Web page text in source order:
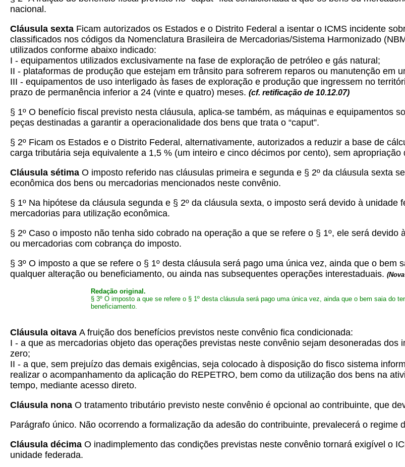
nacional.
Cláusula sexta Ficam autorizados os Estados e o Distrito Federal a isentar o ICMS incidente
classificados nos códigos da Nomenclatura Brasileira de Mercadorias/Sistema Harmonizado
utilizados conforme abaixo indicado:
I - equipamentos utilizados exclusivamente na fase de exploração de petróleo e gás natural;
II - plataformas de produção que estejam em trânsito para sofrerem reparos ou manutenção em
III - equipamentos de uso interligado às fases de exploração e produção que ingressem no
prazo de permanência inferior a 24 (vinte e quatro) meses. (cf. retificação de 10.12.07)
§ 1º O benefício fiscal previsto nesta cláusula, aplica-se também, as máquinas e equipamentos
peças destinadas a garantir a operacionalidade dos bens que trata o “caput”.
§ 2º Ficam os Estados e o Distrito Federal, alternativamente, autorizados a reduzir a base de
carga tributária seja equivalente a 1,5 % (um inteiro e cinco décimos por cento), sem apropriação
Cláusula sétima O imposto referido nas cláusulas primeira e segunda e § 2º da cláusula sexta
econômica dos bens ou mercadorias mencionados neste convênio.
§ 1º Na hipótese da cláusula segunda e § 2º da cláusula sexta, o imposto será devido à
mercadorias para utilização econômica.
§ 2º Caso o imposto não tenha sido cobrado na operação a que se refere o § 1º, ele será
ou mercadorias com cobrança do imposto.
§ 3º O imposto a que se refere o § 1º desta cláusula será pago uma única vez, ainda que o
qualquer alteração ou beneficiamento, ou ainda nas subsequentes operações interestaduais.
Redação original.
§ 3º O imposto a que se refere o § 1º desta cláusula será pago uma única vez, ainda que o bem saia do
beneficiamento.
Cláusula oitava A fruição dos benefícios previstos neste convênio fica condicionada:
I - a que as mercadorias objeto das operações previstas neste convênio sejam desoneradas
zero;
II - a que, sem prejuízo das demais exigências, seja colocado à disposição do fisco sistema
realizar o acompanhamento da aplicação do REPETRO, bem como da utilização dos bens na
tempo, mediante acesso direto.
Cláusula nona O tratamento tributário previsto neste convênio é opcional ao contribuinte, que
Parágrafo único. Não ocorrendo a formalização da adesão do contribuinte, prevalecerá o regime
Cláusula décima O inadimplemento das condições previstas neste convênio tornará exigível o
unidade federada.